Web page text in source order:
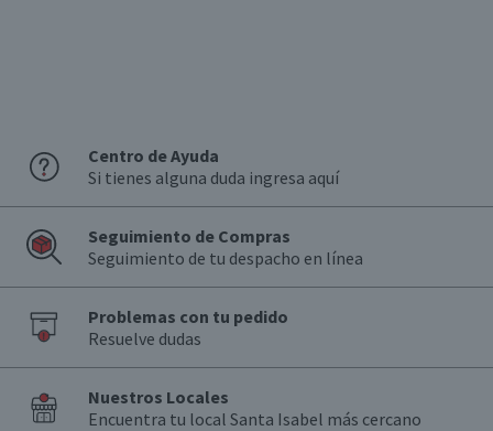
Centro de Ayuda
Si tienes alguna duda ingresa aquí
Seguimiento de Compras
Seguimiento de tu despacho en línea
Problemas con tu pedido
Resuelve dudas
Nuestros Locales
Encuentra tu local Santa Isabel más cercano